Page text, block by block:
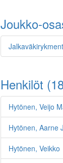
Joukko-
Henkilöt
Hytönen, Veijo
Hytönen, Aarne
Hytönen, Veikko